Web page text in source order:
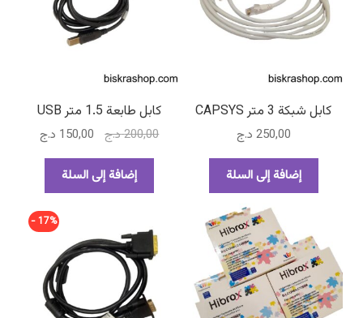
كابل شبكة 3 متر CAPSYS
250,00 د.ج
إضافة إلى السلة
كابل طابعة 1.5 متر USB
200,00د.ج
السعر
الأصلي
هو:
200,00 د.ج.
150,00 د.جالسعر
إضافة إلى السلة
17% -